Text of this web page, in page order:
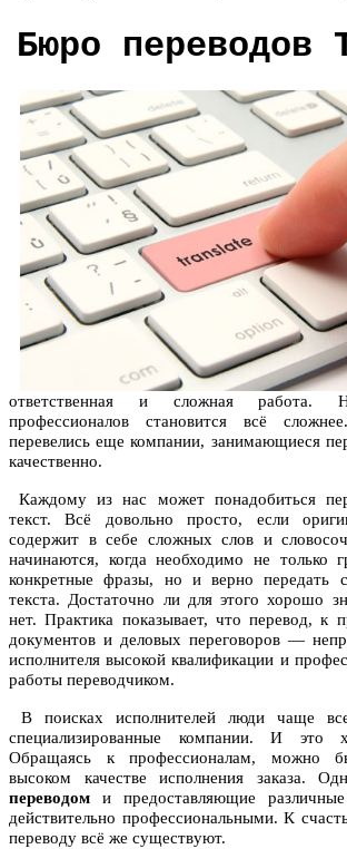
Бюро переводов
ответственная и сложная работа.
профессионалов становится всё
перевелись еще компании, занимающиеся
качественно.
Каждому из нас может понадобиться
текст. Всё довольно просто, если
содержит в себе сложных слов и
начинаются, когда необходимо не только
конкретные фразы, но и верно передать
текста. Достаточно ли для этого хорошо
нет. Практика показывает, что перевод, к
документов и деловых переговоров —
исполнителя высокой квалификации и
работы переводчиком.
В поисках исполнителей люди чаще
специализированные компании. И это
Обращаясь к профессионалам, можно
высоком качестве исполнения заказа.
переводом и предоставляющие
действительно профессиональными. К
переводу всё же существуют.